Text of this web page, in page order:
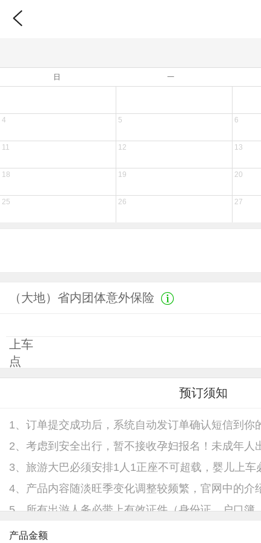
日 一
4 5 6
11 12 13
18 19 20
25 26 27
（大地）省内团体意外保险
上车
点
预订须知
1、订单提交成功后，系统自动发订单确认短信到你
2、考虑到安全出行，暂不接收孕妇报名！未成年人
3、旅游大巴必须安排1人1正座不可超载，婴儿上
4、产品内容随淡旺季变化调整较频繁，官网中的介
5、所有出游人务必带上有效证件（身份证、户口
6、对于出境跟团游产品，如自备签证或持外国护照
产品金额